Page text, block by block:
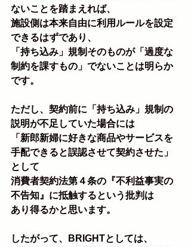
ないことを踏まえれば、
施設側は本来自由に利用ルールを設定
できるはずであり、
「持ち込み」規制そのものが「過度な
制約を課すもの」でないことは明らか
です。
ただし、契約前に「持ち込み」規制の
説明が不足していた場合には
「新郎新婦に好きな商品やサービスを
手配できると誤認させて契約させた」
として
消費者契約法第４条の『不利益事実の
不告知』に抵触するという批判は
あり得るかと思います。
したがって、BRIGHTとしては、